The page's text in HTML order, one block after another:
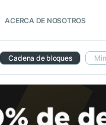
ACERCA DE NOSOTROS
Cadena de bloques